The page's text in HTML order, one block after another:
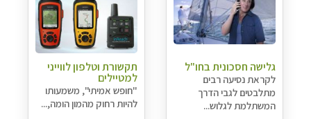
גלישה חסכונית בחו"ל
לקראת נסיעה רבים
מתלבטים לגבי הדרך
המשתלמת לגלוש...
תקשורת וטלפון לווייני
למטיילים
"חופש אמיתי", משמעותו
להיות רחוק מהמון הומה,...